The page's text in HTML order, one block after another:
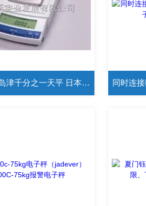
SHIMADZU岛津千分之一天平 日本UW1020/1000g/0.001g电脑通讯进口天平